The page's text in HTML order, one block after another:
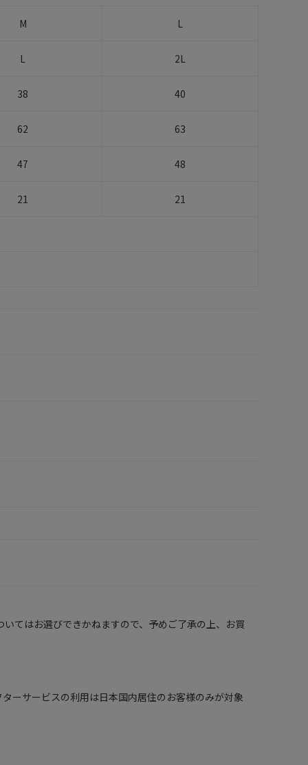
M L
L 2L
38 40
62 63
47 48
21 21
てはお選びできかねますので、予めご了承の上、お買
サービスの利用は日本国内居住のお客様のみが対象